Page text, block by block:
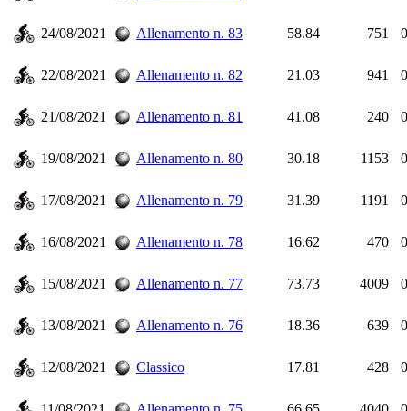
24/08/2021 Allenamento n. 83 58.84 751
22/08/2021 Allenamento n. 82 21.03 941
21/08/2021 Allenamento n. 81 41.08 240
19/08/2021 Allenamento n. 80 30.18 1153
17/08/2021 Allenamento n. 79 31.39 1191
16/08/2021 Allenamento n. 78 16.62 470
15/08/2021 Allenamento n. 77 73.73 4009
13/08/2021 Allenamento n. 76 18.36 639
12/08/2021 Classico 17.81 428